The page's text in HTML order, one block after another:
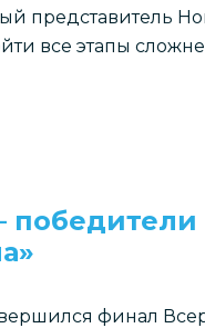
представитель
все этапы
финал